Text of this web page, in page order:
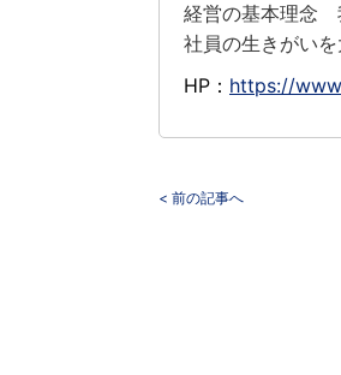
経営の基本理念
社員の生きがい
HP： https://
< 前の記事へ